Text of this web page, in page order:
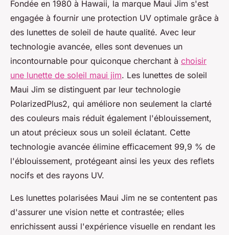
Fondée en 1980 à Hawaii, la marque Maui Jim s'est
engagée à fournir une protection UV optimale grâce à
des lunettes de soleil de haute qualité. Avec leur
technologie avancée, elles sont devenues un
incontournable pour quiconque cherchant à choisir
une lunette de soleil maui jim. Les lunettes de soleil
Maui Jim se distinguent par leur technologie
PolarizedPlus2, qui améliore non seulement la clarté
des couleurs mais réduit également l'éblouissement,
un atout précieux sous un soleil éclatant. Cette
technologie avancée élimine efficacement 99,9 % de
l'éblouissement, protégeant ainsi les yeux des reflets
nocifs et des rayons UV.
Les lunettes polarisées Maui Jim ne se contentent pas
d'assurer une vision nette et contrastée; elles
enrichissent aussi l'expérience visuelle en rendant les